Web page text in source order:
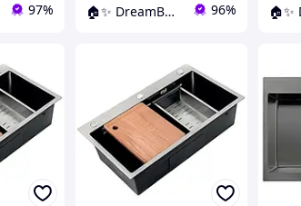
97% 🏠✨ DreamBuy ✨🏠 96%